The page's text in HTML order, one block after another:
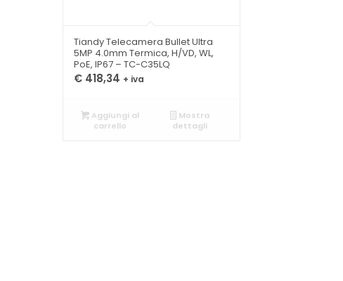
Tiandy Telecamera Bullet Ultra
5MP 4.0mm Termica, H/VD, WL,
PoE, IP67 – TC-C35LQ
€418,34 + iva
Aggiungi al
carrello
Mostra
dettagli